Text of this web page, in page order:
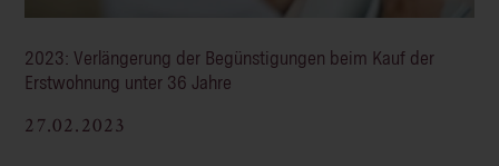
2023: Verlängerung der Begünstigungen beim Kauf der
Erstwohnung unter 36 Jahre
27.02.2023